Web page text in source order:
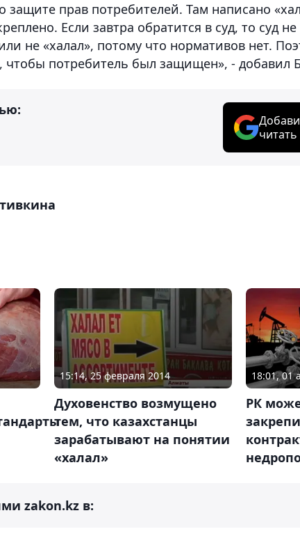
защите прав потребителей. Там написано
Если завтра обратится в суд, то суд
не «халал», потому что нормативов нет.
чтобы потребитель был защищен», - добавил
15:14, 25 февраля 2014
Духовенство возмущено
тем, что казахстанцы
зарабатывают на понятии
«халал»
18:01, 01
РК
zakon.kz в: